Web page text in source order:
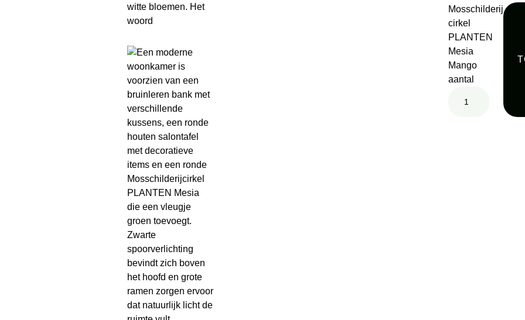
Mosschilderij
cirkel
PLANTEN
Mesia
Mango
aantal